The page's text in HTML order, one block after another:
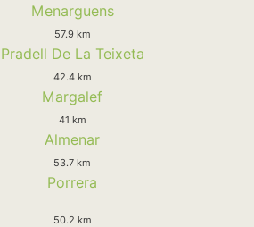
Menarguens
57.9 km
Pradell De La Teixeta
42.4 km
Margalef
41 km
Almenar
53.7 km
Porrera
50.2 km